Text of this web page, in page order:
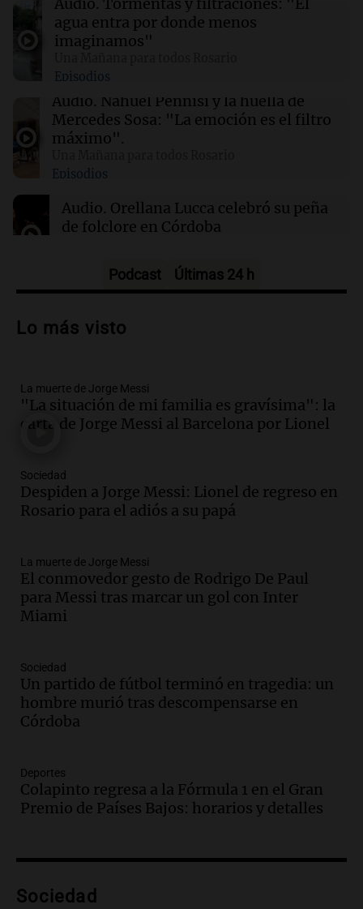
Airbnb acelera el lanzamiento de funciones
gracias a la inteligencia artificial en su
búsqueda
01:49 Mundo
El Pentágono solicita a la industria de defensa
un aumento en la producción de armas
01:31 Ciencia
Reducir alimentos dulces no disminuye
antojos ni mejora la salud, según estudio
Audio. Tormentas y filtraciones: "El
agua entra por donde menos
imaginamos"
Episodios
Audio. Nahuel Pennisi y la huella de
Mercedes Sosa: "La emoción es el filtro
máximo".
Episodios
Audio. Orellana Lucca celebró su peña
de folclore en Córdoba
Audio.Trágico accidente en Mendoza:
vehículos desde un puente
Audio.Tragedia en Mendoza: un muerto
y cinco heridos tras caer dos autos desde
un puente
Audio.Messi llegará esta noche a
Rosario para acompañar a su familia
Episodios
Audio.Ley de Propiedad Privada: el revés
en el Congreso expuso una debilidad
comunicacional del Gobierno
Episodios
Audio.Casabindo se prepara para una
celebración única: 30.000 turistas y el
tradicional Toreo de la Vincha
Audio. Borges, abogada de Pourrain:
"Tres hombres se lo llevaron para
hacerle preguntas y nunca regresó"
Episodios
metros del río Suquía y retiraron hasta
Podcast Últimas 24 h
Lo más visto
La muerte de Jorge Messi
"La situación de mi familia es gravísima": la
carta de Jorge Messi al Barcelona por Lionel
Sociedad
Despiden a Jorge Messi: Lionel de regreso en
Rosario para el adiós a su papá
La muerte de Jorge Messi
El conmovedor gesto de Rodrigo De Paul
para Messi tras marcar un gol con Inter
Miami
Sociedad
Un partido de fútbol terminó en tragedia: un
hombre murió tras descompensarse en
Córdoba
Deportes
Colapinto regresa a la Fórmula 1 en el Gran
Premio de Países Bajos: horarios y detalles
Sociedad